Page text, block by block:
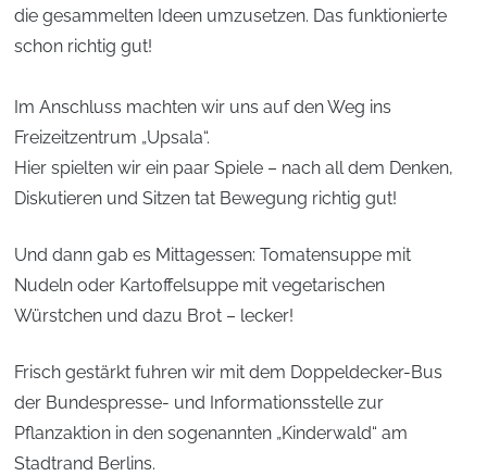
die gesammelten Ideen umzusetzen. Das funktionierte
schon richtig gut!
Im Anschluss machten wir uns auf den Weg ins
Freizeitzentrum „Upsala“.
Hier spielten wir ein paar Spiele – nach all dem Denken,
Diskutieren und Sitzen tat Bewegung richtig gut!
Und dann gab es Mittagessen: Tomatensuppe mit
Nudeln oder Kartoffelsuppe mit vegetarischen
Würstchen und dazu Brot – lecker!
Frisch gestärkt fuhren wir mit dem Doppeldecker-Bus
der Bundespresse- und Informationsstelle zur
Pflanzaktion in den sogenannten „Kinderwald“ am
Stadtrand Berlins.